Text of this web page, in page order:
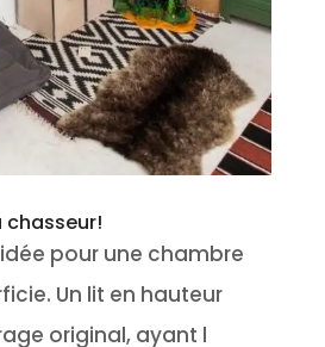
chasseur!
pour une chambre
Un lit en hauteur
original, ayant l